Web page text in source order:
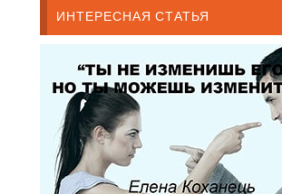
ИНТЕРЕСНАЯ СТАТЬЯ